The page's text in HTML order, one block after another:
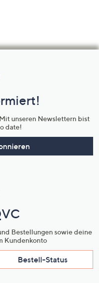
unseren Newslettern bist
date!
Bestellungen sowie deine
Kundenkonto
Bestell-Status